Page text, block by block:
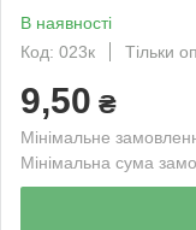
В наявності
Код: 023к
Тільки
9,50 ₴
Мінімальне
Мінімальна сума